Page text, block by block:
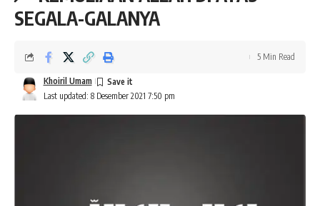
SEGALA-GALANYA
Last updated: 8 Desember 2021 7:50 pm
Khoiril Umam
5 Min Read